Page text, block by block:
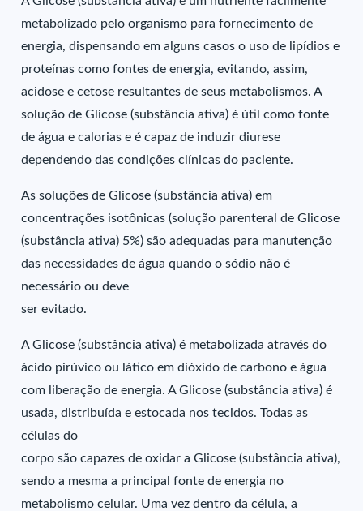
metabolizado pelo organismo para fornecimento de
energia, dispensando em alguns casos o uso de lipídios e
proteínas como fontes de energia, evitando, assim,
acidose e cetose resultantes de seus metabolismos. A
solução de Glicose (substância ativa) é útil como fonte
de água e calorias e é capaz de induzir diurese
dependendo das condições clínicas do paciente.
As soluções de Glicose (substância ativa) em
concentrações isotônicas (solução parenteral de Glicose
(substância ativa) 5%) são adequadas para manutenção
das necessidades de água quando o sódio não é
necessário ou deve
ser evitado.
A Glicose (substância ativa) é metabolizada através do
ácido pirúvico ou lático em dióxido de carbono e água
com liberação de energia. A Glicose (substância ativa) é
usada, distribuída e estocada nos tecidos. Todas as
células do
corpo são capazes de oxidar a Glicose (substância ativa),
sendo a mesma a principal fonte de energia no
metabolismo celular. Uma vez dentro da célula, a